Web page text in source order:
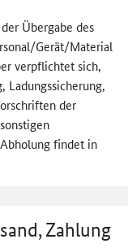
Übergabe des
Gerät/Material
verpflichtet sich,
Ladungssicherung,
der
findet in
Zahlung